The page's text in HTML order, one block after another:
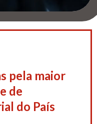
pela maior
de
do País